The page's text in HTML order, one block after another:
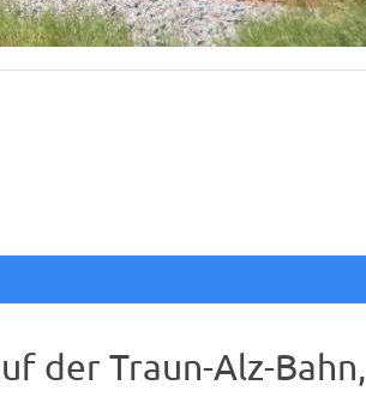
der Traun-Alz-Bahn,